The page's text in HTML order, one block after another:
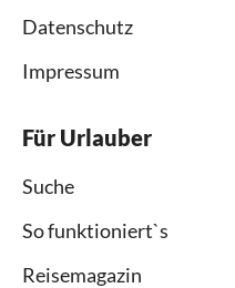
Datenschutz
Impressum
Für Urlauber
Suche
So funktioniert`s
Reisemagazin